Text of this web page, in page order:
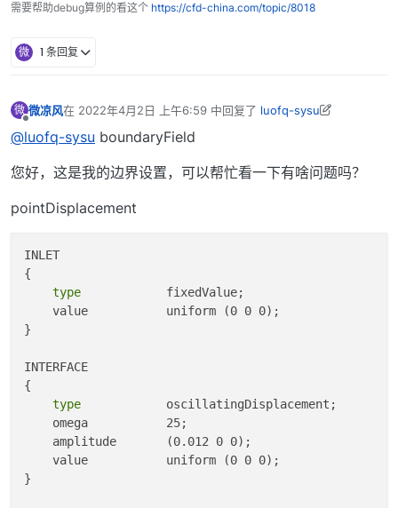
需要帮助debug算例的看这个 https://cfd-china.com/topic/8018
微 1 条回复
微 微凉风在 2022年4月2日 上午6:59 中回复了 luofq-sysu
最后由 李东岳 编辑2022年4月2日 下午4:15
@luofq-sysu boundaryField
您好，这是我的边界设置，可以帮忙看一下有啥问题吗？
pointDisplacement
INLET
{
type
            fixedValue;
    value           uniform (0 0 0);
}
INTERFACE
{
type
            oscillatingDisplacement;
    omega           25;
    amplitude       (0.012 0 0);
    value           uniform (0 0 0);
}